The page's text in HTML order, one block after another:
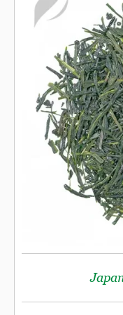
Japan Hojicha
Teeliebhaber durch
langanhaltenden
als Eistee